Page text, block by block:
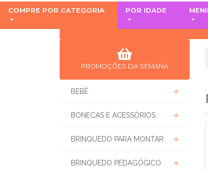
COMPRE POR CATEGORIA POR IDADE
PROMOÇÕES DA SEMANA
BEBÊ
BONECAS E ACESSÓRIOS
BRINQUEDO PARA MONTAR
BRINQUEDO PEDAGÓGICO